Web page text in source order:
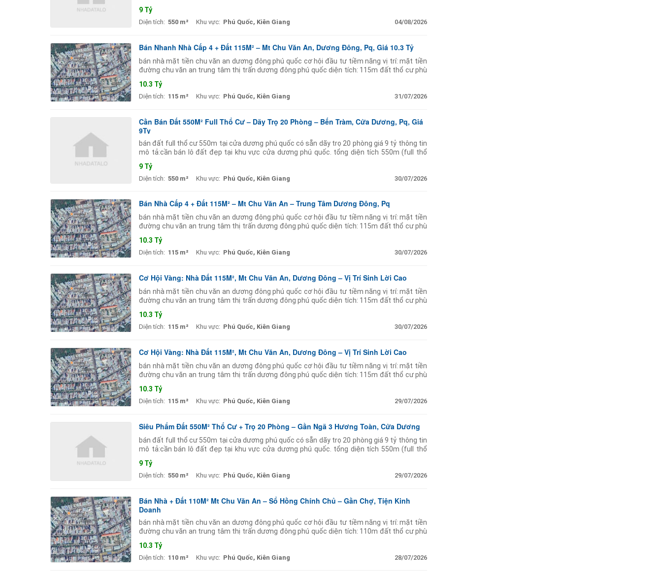
9 Tỷ
Diện tích: 550 m² Khu vực: Phú Quốc, Kiên Giang 04/08/2026
Bán Nhanh Nhà Cấp 4 + Đất 115M² – Mt Chu Văn An, Dương Đông, Pq, Giá 10.3 Tỷ
bán nhà mặt tiền chu văn an dương đông phú quốc cơ hội đầu tư tiềm năng vị trí: mặt tiền
đường chu văn an trung tâm thị trấn dương đông phú quốc diện tích: 115m đất thổ cư phù
10.3 Tỷ
Diện tích: 115 m² Khu vực: Phú Quốc, Kiên Giang 31/07/2026
Cần Bán Đất 550M² Full Thổ Cư – Dãy Trọ 20 Phòng – Bến Tràm, Cửa Dương, Pq, Giá
9Ty
bán đất full thổ cư 550m tại cửa dương phú quốc có sẵn dãy trọ 20 phòng giá 9 tỷ thông tin
mô tả:cần bán lô đất đẹp tại khu vực cửa dương phú quốc. tổng diện tích 550m (full thổ
9 Tỷ
Diện tích: 550 m² Khu vực: Phú Quốc, Kiên Giang 30/07/2026
Bán Nhà Cấp 4 + Đất 115M² – Mt Chu Văn An – Trung Tâm Dương Đông, Pq
bán nhà mặt tiền chu văn an dương đông phú quốc cơ hội đầu tư tiềm năng vị trí: mặt tiền
đường chu văn an trung tâm thị trấn dương đông phú quốc diện tích: 115m đất thổ cư phù
10.3 Tỷ
Diện tích: 115 m² Khu vực: Phú Quốc, Kiên Giang 30/07/2026
Cơ Hội Vàng: Nhà Đất 115M², Mt Chu Văn An, Dương Đông – Vị Trí Sinh Lời Cao
bán nhà mặt tiền chu văn an dương đông phú quốc cơ hội đầu tư tiềm năng vị trí: mặt tiền
đường chu văn an trung tâm thị trấn dương đông phú quốc diện tích: 115m đất thổ cư phù
10.3 Tỷ
Diện tích: 115 m² Khu vực: Phú Quốc, Kiên Giang 30/07/2026
Cơ Hội Vàng: Nhà Đất 115M², Mt Chu Văn An, Dương Đông – Vị Trí Sinh Lời Cao
bán nhà mặt tiền chu văn an dương đông phú quốc cơ hội đầu tư tiềm năng vị trí: mặt tiền
đường chu văn an trung tâm thị trấn dương đông phú quốc diện tích: 115m đất thổ cư phù
10.3 Tỷ
Diện tích: 115 m² Khu vực: Phú Quốc, Kiên Giang 29/07/2026
Siêu Phẩm Đất 550M² Thổ Cư + Trọ 20 Phòng – Gần Ngã 3 Hương Toàn, Cửa Dương
bán đất full thổ cư 550m tại cửa dương phú quốc có sẵn dãy trọ 20 phòng giá 9 tỷ thông tin
mô tả:cần bán lô đất đẹp tại khu vực cửa dương phú quốc. tổng diện tích 550m (full thổ
9 Tỷ
Diện tích: 550 m² Khu vực: Phú Quốc, Kiên Giang 29/07/2026
Bán Nhà + Đất 110M² Mt Chu Văn An – Sổ Hồng Chính Chủ – Gần Chợ, Tiện Kinh
Doanh
bán nhà mặt tiền chu văn an dương đông phú quốc cơ hội đầu tư tiềm năng vị trí: mặt tiền
đường chu văn an trung tâm thị trấn dương đông phú quốc diện tích: 110m đất thổ cư phù
10.3 Tỷ
Diện tích: 110 m² Khu vực: Phú Quốc, Kiên Giang 28/07/2026